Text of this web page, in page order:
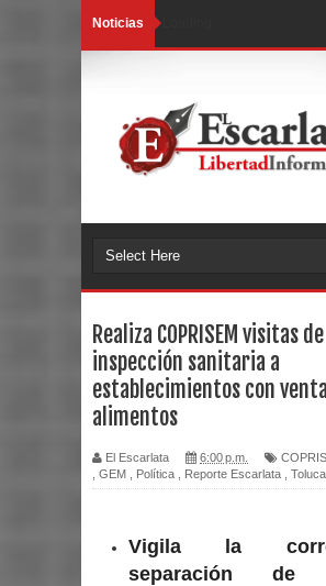
Noticias
Realiza COPRISEM visitas de
inspección sanitaria a
establecimientos con
alimentos
El Escarlata 6:00 p.m.
GEM Política Reporte Escarlata Toluca
Vigila la
separación de